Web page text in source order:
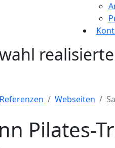
Referenzen Webseiten
Pilates-